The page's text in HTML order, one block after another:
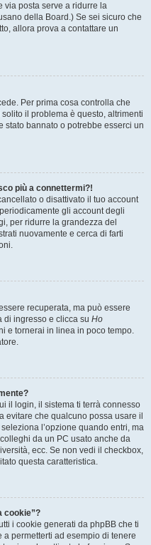
via posta serve a ridurre la
della Board.) Se sei sicuro che
allora prova a contattare un
Per prima cosa controlla che
il problema è questo, altrimenti
stato bannato o potrebbe esserci un
più a connettermi?!
o disattivato il tuo account
gli account degli
per ridurre la grandezza del
nuovamente e cerca di farti
recuperata, ma può essere
di ingresso e clicca su Ho
e tornerai in linea in poco tempo.
il login, il sistema ti terrà connesso
evitare che qualcuno possa usare il
l’opzione quando entri, ma
da un PC usato anche da
ecc. Se non vedi il checkbox,
questa caratteristica.
cookie”?
i cookie generati da phpBB che ti
permetterti ad esempio di tenere